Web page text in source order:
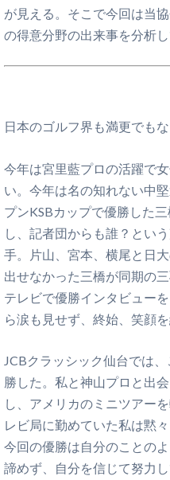
が見える。そこで今回は当
の得意分野の出来事を分析
日本のゴルフ界も満更で
今年は宮里藍プロの活躍で
い。今年は名の知れない中
プンKSBカップで優勝した三
し、記者団からも誰？とい
手。片山、宮本、横尾と日
出せなかった三橋が同期の
テレビで優勝インタビュー
ら涙も見せず、終始、笑顔
JCBクラッシック仙台では
勝した。私と神山プロと出
し、アメリカのミニツアー
レビ局に勤めていた私は黙
今回の優勝は自分のことの
諦めず、自分を信じて努力